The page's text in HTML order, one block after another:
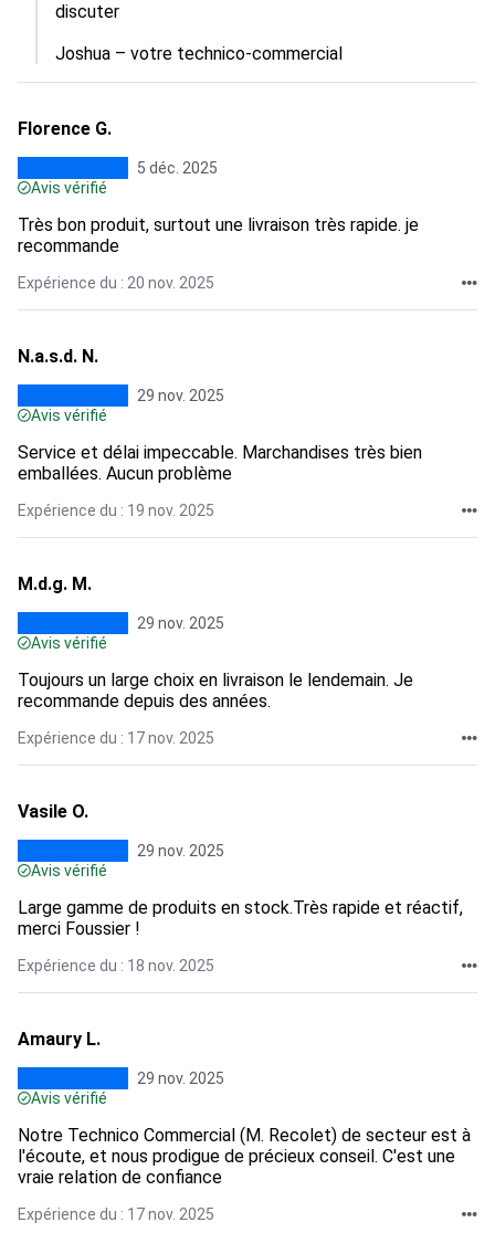
discuter
Joshua – votre technico-commercial
Florence G.
5 déc. 2025
Avis vérifié
Très bon produit, surtout une livraison très rapide. je
recommande
Expérience du : 20 nov. 2025
N.a.s.d. N.
29 nov. 2025
Avis vérifié
Service et délai impeccable. Marchandises très bien
emballées. Aucun problème
Expérience du : 19 nov. 2025
M.d.g. M.
29 nov. 2025
Avis vérifié
Toujours un large choix en livraison le lendemain. Je
recommande depuis des années.
Expérience du : 17 nov. 2025
Vasile O.
29 nov. 2025
Avis vérifié
Large gamme de produits en stock.Très rapide et réactif,
merci Foussier !
Expérience du : 18 nov. 2025
Amaury L.
29 nov. 2025
Avis vérifié
Notre Technico Commercial (M. Recolet) de secteur est à
l'écoute, et nous prodigue de précieux conseil. C'est une
vraie relation de confiance
Expérience du : 17 nov. 2025